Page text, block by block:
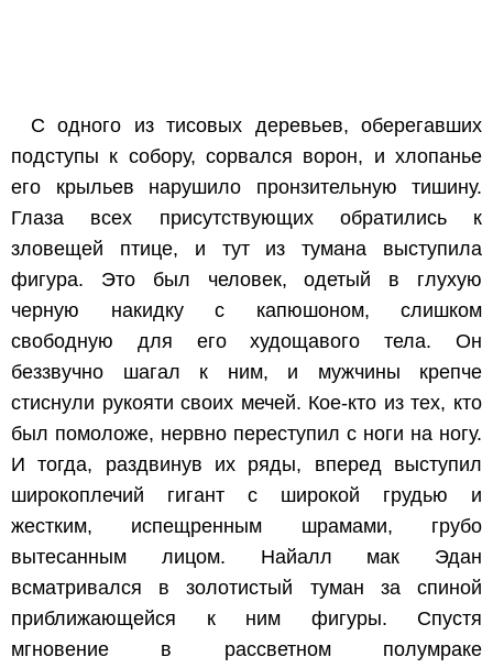
С одного из тисовых деревьев, оберегавших
подступы к собору, сорвался ворон, и хлопанье
его крыльев нарушило пронзительную тишину.
Глаза всех присутствующих обратились к
зловещей птице, и тут из тумана выступила
фигура. Это был человек, одетый в глухую
черную накидку с капюшоном, слишком
свободную для его худощавого тела. Он
беззвучно шагал к ним, и мужчины крепче
стиснули рукояти своих мечей. Кое-кто из тех, кто
был помоложе, нервно переступил с ноги на ногу.
И тогда, раздвинув их ряды, вперед выступил
широкоплечий гигант с широкой грудью и
жестким, испещренным шрамами, грубо
вытесанным лицом. Найалл мак Эдан
всматривался в золотистый туман за спиной
приближающейся к ним фигуры. Спустя
мгновение в рассветном полумраке